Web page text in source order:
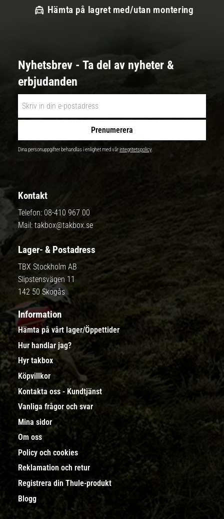
Hämta på lagret med/utan montering
Nyhetsbrev - Ta del av nyheter &
erbjudanden
Prenumerera
Dina personuppgifter behandlas i enlighet med vårintegritetspolicy.
Kontakt
Telefon: 08-410 967 00
Mail: takbox@takbox.se
Lager- & Postadress
TBX Stockholm AB
Slipstensvägen 11
142 50 Skogås
Information
Hämta på vårt lager/Öppettider
Hur handlar jag?
Hyr takbox
Köpvillkor
Kontakta oss - Kundtjänst
Vanliga frågor och svar
Mina sidor
Om oss
Policy och cookies
Reklamation och retur
Registrera din Thule-produkt
Blogg